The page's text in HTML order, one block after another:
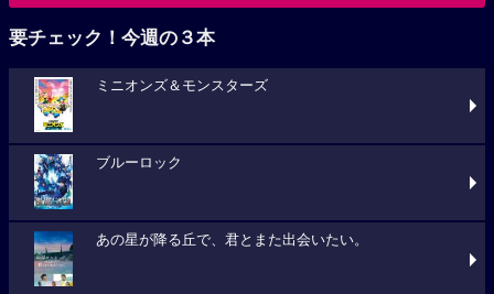
要チェック！今週の３本
ミニオンズ＆モンスターズ
ブルーロック
あの星が降る丘で、君とまた出会いたい。